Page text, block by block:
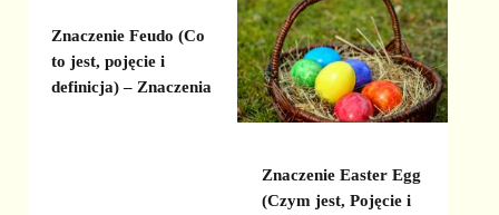
Znaczenie Feudo (Co
to jest, pojęcie i
definicja) – Znaczenia
Znaczenie Easter Egg
(Czym jest, Pojęcie i